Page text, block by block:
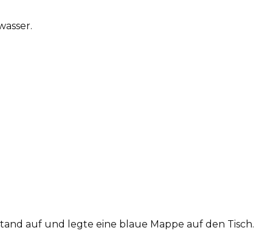
auf und legte eine blaue Mappe auf den Tisch.